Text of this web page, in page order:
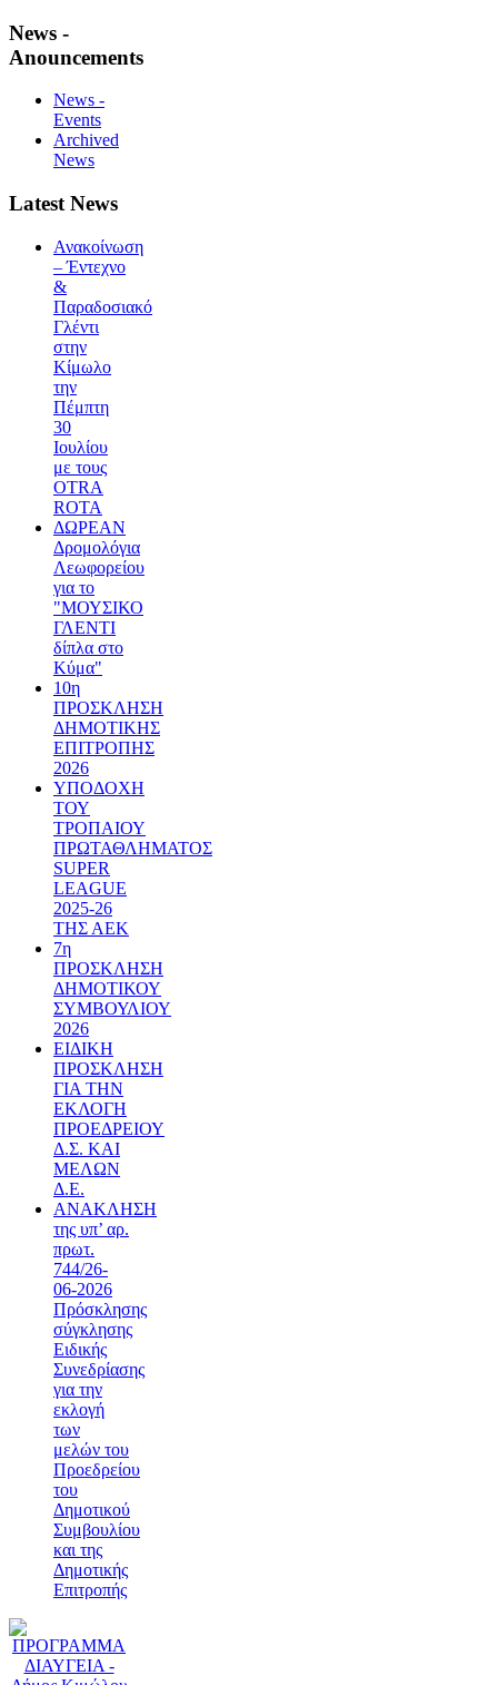
News -
Anouncements
News -
Events
Archived
News
Latest News
Ανακοίνωση
– Έντεχνο
&
Παραδοσιακό
Γλέντι
στην
Κίμωλο
την
Πέμπτη
30
Ιουλίου
με τους
OTRA
ROTA
ΔΩΡΕΑΝ
Δρομολόγια
Λεωφορείου
για το
"ΜΟΥΣΙΚΟ
ΓΛΕΝΤΙ
δίπλα στο
Κύμα"
10η
ΠΡΟΣΚΛΗΣΗ
ΔΗΜΟΤΙΚΗΣ
ΕΠΙΤΡΟΠΗΣ
2026
ΥΠΟΔΟΧΗ
ΤΟΥ
ΤΡΟΠΑΙΟΥ
ΠΡΩΤΑΘΛΗΜΑΤΟΣ
SUPER
LEAGUE
2025-26
ΤΗΣ ΑΕΚ
7η
ΠΡΟΣΚΛΗΣΗ
ΔΗΜΟΤΙΚΟΥ
ΣΥΜΒΟΥΛΙΟΥ
2026
ΕΙΔΙΚΗ
ΠΡΟΣΚΛΗΣΗ
ΓΙΑ ΤΗΝ
ΕΚΛΟΓΗ
ΠΡΟΕΔΡΕΙΟΥ
Δ.Σ. ΚΑΙ
ΜΕΛΩΝ
Δ.Ε.
ΑΝΑΚΛΗΣΗ
της υπ’ αρ.
πρωτ.
744/26-
06-2026
Πρόσκλησης
σύγκλησης
Ειδικής
Συνεδρίασης
για την
εκλογή
των
μελών του
Προεδρείου
του
Δημοτικού
Συμβουλίου
και της
Δημοτικής
Επιτροπής